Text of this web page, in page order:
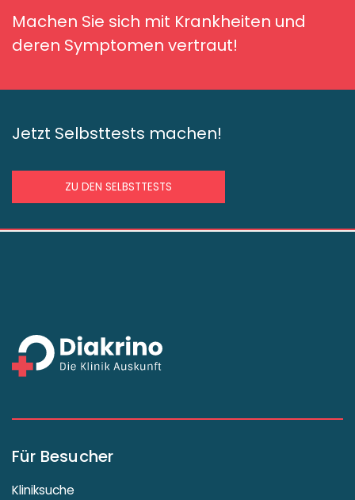
Machen Sie sich mit Krankheiten und
deren Symptomen vertraut!
Jetzt Selbsttests machen!
ZU DEN SELBSTTESTS
Für Besucher
Kliniksuche